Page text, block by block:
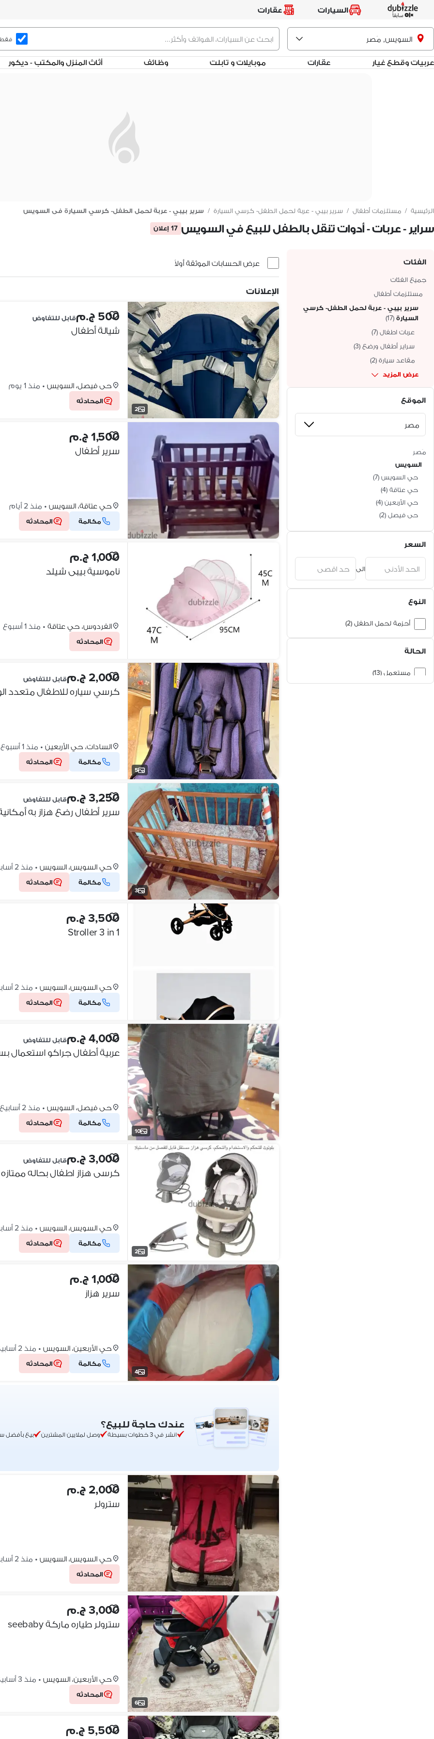
السيارات عقارات
السويس, مَصر فقط
عربيات وقطع غيار عقارات موبايلات و تابلت وظائف أثاث المنزل والمكتب - ديكور
الرئيسية / مستلزمات أطفال / سرير بيبي - عربة لحمل الطفل- كرسي السيارة / سرير بيبي - عربة لحمل الطفل- كرسي السيارة فى السويس
سراير - عربات - أدوات تنقل بالطفل للبيع في السويس 17 إعلان
الفئات
جميع الفئات
مستلزمات أطفال
سرير بيبي - عربة لحمل الطفل- كرسي
السيارة (
17
)
عربات اطفال (
7
)
سراير أطفال ورضع (
3
)
مقاعد سيارة (
2
)
عرض المزيد
الموقع
مَصر
السويس
حي السويس (
7
)
حي عتاقة (
4
)
حي الأربعين (
4
)
حى فيصل (
2
)
السعر
الى
النوع
أحزمة لحمل الطفل (2)
سراير أطفال (2)
اخرى (2)الحالة
مستعمل (13)
عرض الحسابات الموثقة أولاً
الإعلانات
2
500 ج.م قابل للتفاوض
شيالة أطفال
حى فيصل، السويس • منذ 1 يوم
المحادثه
1,500 ج.م
سرير أطفال
حي عتاقة، السويس • منذ 2 أيام
مكالمة المحادثه
1,000 ج.م
ناموسية بيبى شيلد
الفردوس، حي عتاقة • منذ 1 أسبوع
المحادثه
5
2,000 ج.م قابل للتفاوض
كرسي سياره للاطفال متعدد
السادات، حي الأربعين • منذ 1 أسبوع
مكالمة المحادثه
3
3,250 ج.م قابل للتفاوض
سرير أطفال رضع هزاز به
حي السويس، السويس • منذ 2 أسابيع
مكالمة المحادثه
3,500 ج.م
Stroller 3 in 1
حي السويس، السويس • منذ 2 أسابيع
مكالمة المحادثه
10
4,000 ج.م قابل للتفاوض
عربية أطفال جراكو استعمال
حى فيصل، السويس • منذ 2 أسابيع
مكالمة المحادثه
2
3,000 ج.م قابل للتفاوض
كرسى هزاز اطفال بحاله
حي السويس، السويس • منذ 2 أسابيع
مكالمة المحادثه
4
1,000 ج.م
سرير هزاز
حي الأربعين، السويس • منذ 2 أسابيع
مكالمة المحادثه
عندك حاجة للبيع؟
انشر في 3 خطوات بسيطة وصل لملايين المشترين بيع بأفضل
2,000 ج.م
سترولر
حي السويس، السويس • منذ 2 أسابيع
المحادثه
6
3,000 ج.م
سترولر طياره ماركة seebaby
حي الأربعين، السويس • منذ 3 أسابيع
المحادثه
5,500 ج.م